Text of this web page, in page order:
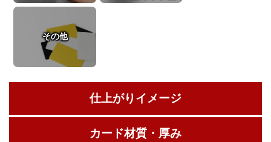
その他
仕上がりイメージ
カード材質・厚み